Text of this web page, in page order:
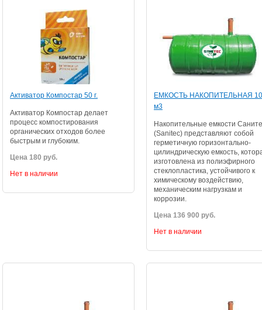
Активатор Компостар 50 г.
Активатор Компостар делает
процесс компостирования
органических отходов более
быстрым и глубоким.
Цена 180 руб.
Нет в наличии
ЕМКОСТЬ НАКОПИТЕЛЬНАЯ 10
м3
Накопительные емкости
(Sanitec) представляют собой
герметичную горизонтально-
цилиндрическую емкость,
изготовлена из полиэфирного
стеклопластика, устойчивого к
химическому воздействию,
механическим нагрузкам и
коррозии.
Цена 136 900 руб.
Нет в наличии